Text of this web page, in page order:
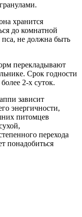
хранится
до комнатной
пса, не должна быть
перекладывают
Срок годности
2-х суток.
зависит
энергичности,
питомцев
перехода
понадобиться